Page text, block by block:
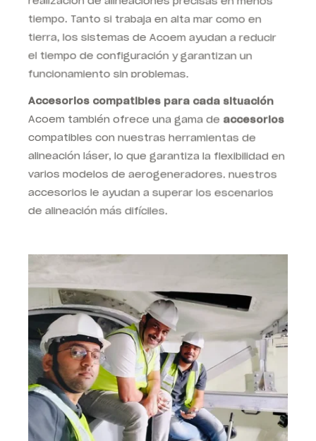
tiempo. Tanto si trabaja en alta mar como en
tierra, los sistemas de Acoem ayudan a reducir
el tiempo de configuración y garantizan un
funcionamiento sin problemas.
Accesorios compatibles para cada situación
Acoem también ofrece una gama de accesorios
compatibles con nuestras herramientas de
alineación láser, lo que garantiza la flexibilidad en
varios modelos de aerogeneradores. nuestros
accesorios le ayudan a superar los escenarios
de alineación más difíciles.